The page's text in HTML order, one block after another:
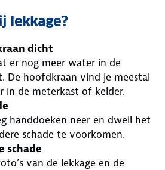
lekkage?
dicht
er nog meer water in de
De hoofdkraan vind je meestal
in de meterkast of kelder.
handdoeken neer en dweil het
schade te voorkomen.
schade
van de lekkage en de